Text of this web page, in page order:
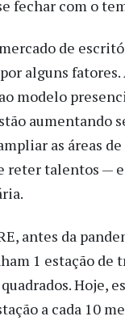
fechar com o
de
alguns
modelo
aumentando
as áreas
reter talentos —
antes da
1 estação de
Hoje,
a cada 10